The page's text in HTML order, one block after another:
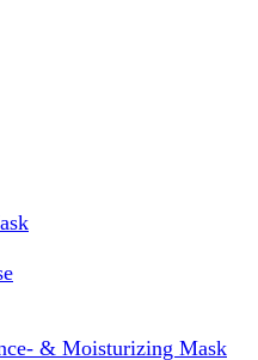
& Moisturizing Mask